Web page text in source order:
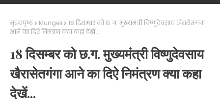
मुख्यपृष्ठ Mungeli
18 दिसम्बर को छ.ग. मुख्यमंत्री विष्णुदेवसाय खैरासेतगंगा
आने का दिऐ निमंत्रण क्या कहा देखें...
18 दिसम्बर को छ.ग. मुख्यमंत्री विष्णुदेवसाय
खैरासेतगंगा आने का दिऐ निमंत्रण क्या कहा
देखें...